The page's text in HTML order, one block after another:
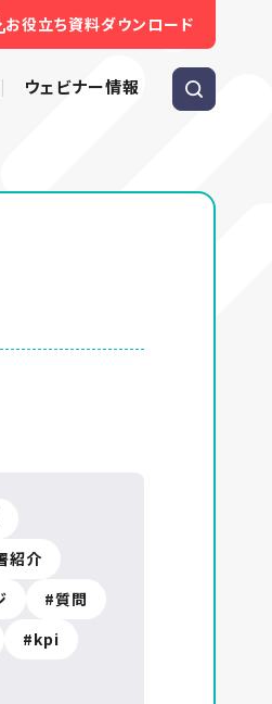
お役立ち資料ダウンロード
ウェビナー情報
紹介
質問
kpi